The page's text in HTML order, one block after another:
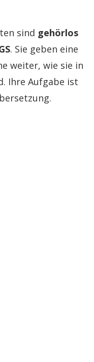
sind gehörlos
. Sie geben eine
weiter, wie sie in
Ihre Aufgabe ist